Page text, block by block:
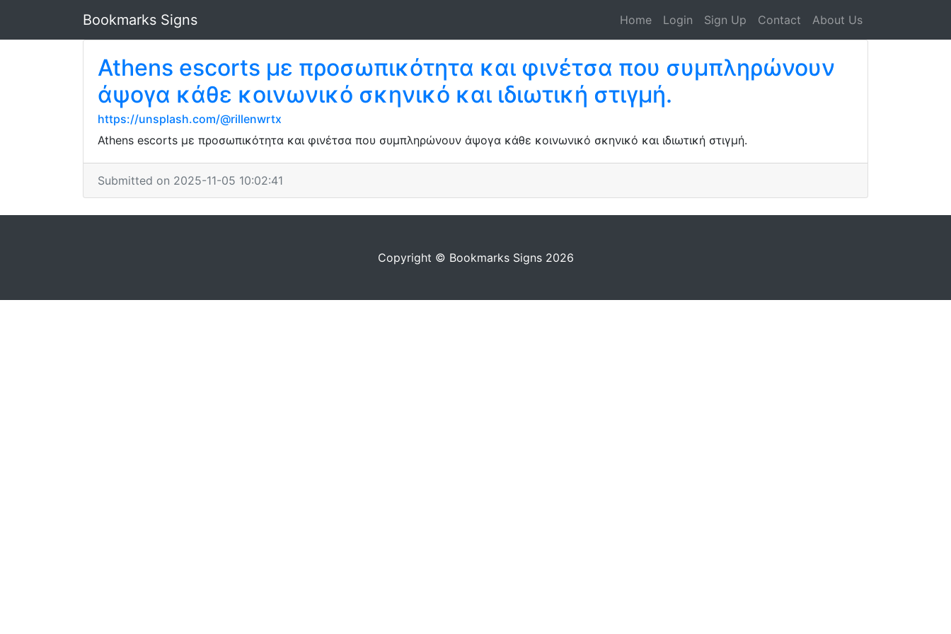
Bookmarks Signs Home Login Sign Up Contact About Us
Athens escorts με προσωπικότητα και φινέτσα που συμπληρώνουν
άψογα κάθε κοινωνικό σκηνικό και ιδιωτική στιγμή.
https://unsplash.com/@rillenwrtx
Athens escorts με προσωπικότητα και φινέτσα που συμπληρώνουν άψογα κάθε κοινωνικό σκηνικό και ιδιωτική στιγμή.
Submitted on 2025-11-05 10:02:41
Copyright © Bookmarks Signs 2026